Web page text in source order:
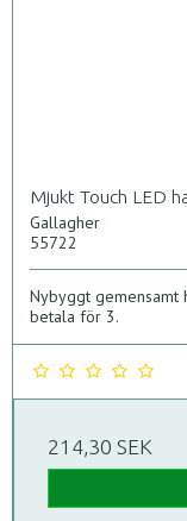
Mjukt Touch LED
Gallagher
55722
Nybyggt gemensamt
betala för 3.
214,30 SEK